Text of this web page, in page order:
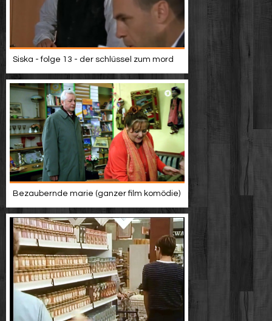
Siska - folge 13 - der schlüssel zum mord
Bezaubernde marie (ganzer film komödie)